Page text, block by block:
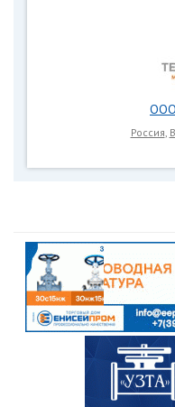
ООО
Россия,